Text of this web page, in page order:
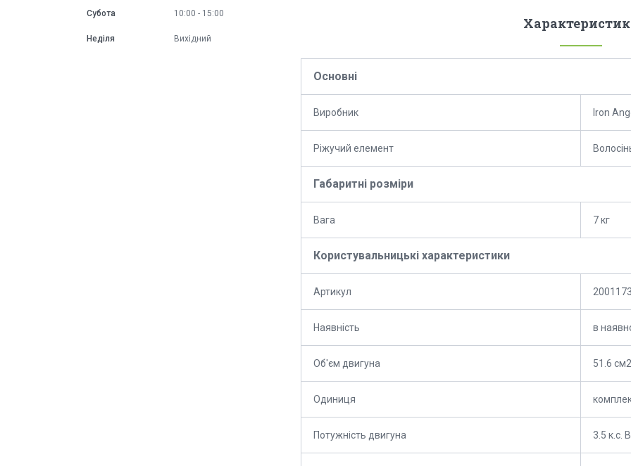
Основні
Виробник Iron
Ріжучий елемент
Габаритні розміри
Вага 7 кг
Користувальницькі характеристики
Артикул 2001173
Наявність в
Об'єм двигуна 51.6 см2
Одиниця
Потужність двигуна 3.5 к.с.
Субота 10:00 15:00
Неділя Вихідний